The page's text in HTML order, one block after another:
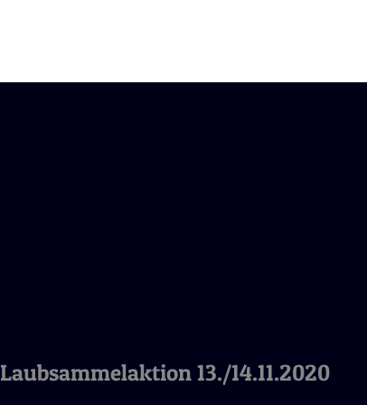
Laubsammelaktion 13./14.11.2020